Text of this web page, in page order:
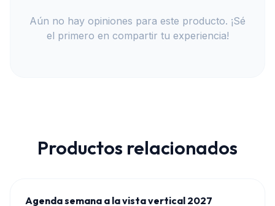
Aún no hay opiniones para este producto. ¡Sé
el primero en compartir tu experiencia!
Productos relacionados
💎 PREVENTA MAYORISTA 2027
Agenda semana a la vista vertical 2027